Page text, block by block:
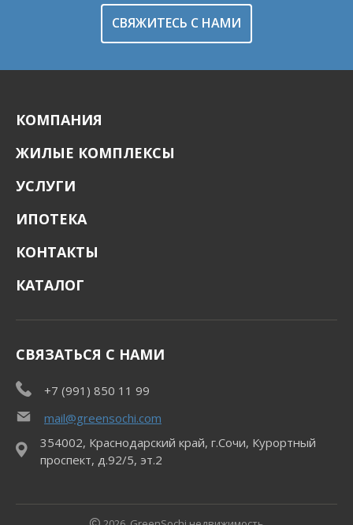
СВЯЖИТЕСЬ С НАМИ
КОМПАНИЯ
ЖИЛЫЕ КОМПЛЕКСЫ
УСЛУГИ
ИПОТЕКА
КОНТАКТЫ
КАТАЛОГ
СВЯЗАТЬСЯ С НАМИ
+7 (991) 850 11 99
mail@greensochi.com
354002, Краснодарский край, г.Сочи, Курортный
проспект, д.92/5, эт.2